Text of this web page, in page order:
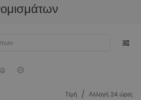
Tιμή / Αλλαγή 24 ώρες